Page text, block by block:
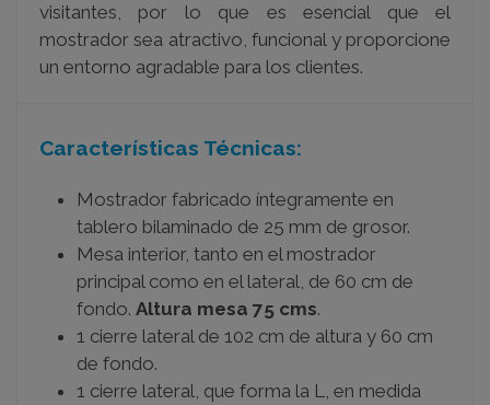
visitantes, por lo que es esencial que el
mostrador sea atractivo, funcional y proporcione
un entorno agradable para los clientes.
Características Técnicas:
Mostrador fabricado íntegramente en
tablero bilaminado de 25 mm de grosor.
Mesa interior, tanto en el mostrador
principal como en el lateral, de 60 cm de
fondo. Altura mesa 75 cms.
1 cierre lateral de 102 cm de altura y 60 cm
de fondo.
1 cierre lateral, que forma la L, en medida